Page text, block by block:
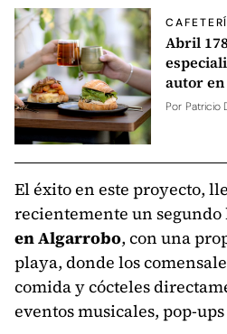
Abril
autor
Por Patricio
El éxito en este proyecto,
recientemente un segundo
en Algarrobo, con una
playa, donde los
comida y cócteles
eventos musicales, pop-